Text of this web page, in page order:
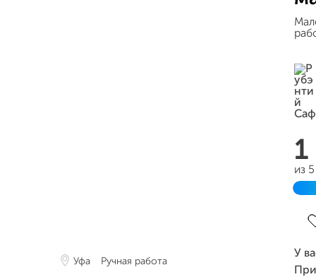
Уфа Ручная работа
из
У